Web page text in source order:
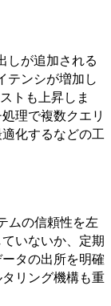
しが追加される
テンシが増加し
トも上昇しま
理で複数クエリ
化するなどの工
ムの信頼性を左
いないか、定期
タの出所を明確
リング機構も重